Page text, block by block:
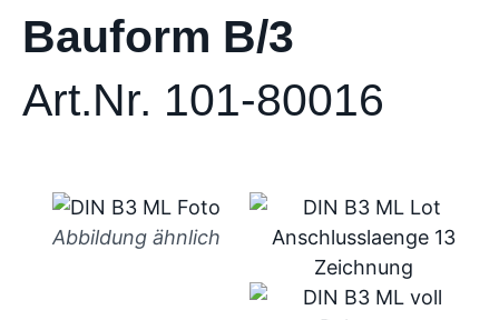
Bauform B/3
Art.Nr. 101-80016
Abbildung ähnlich